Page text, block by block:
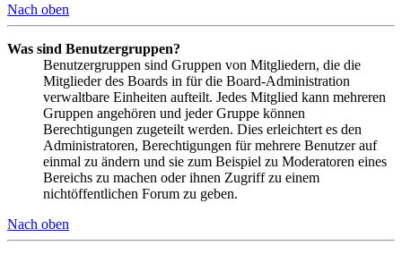
Nach oben
Was sind Benutzergruppen?
Benutzergruppen sind Gruppen von Mitgliedern, die die
Mitglieder des Boards in für die Board-Administration
verwaltbare Einheiten aufteilt. Jedes Mitglied kann mehreren
Gruppen angehören und jeder Gruppe können
Berechtigungen zugeteilt werden. Dies erleichtert es den
Administratoren, Berechtigungen für mehrere Benutzer auf
einmal zu ändern und sie zum Beispiel zu Moderatoren eines
Bereichs zu machen oder ihnen Zugriff zu einem
nichtöffentlichen Forum zu geben.
Nach oben